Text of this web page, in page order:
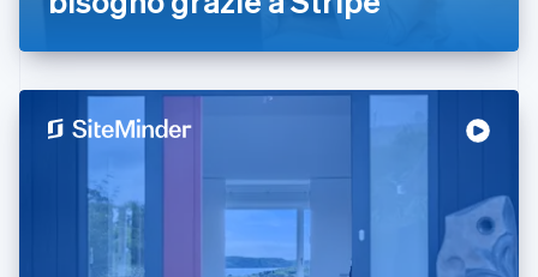
Germania
Giappone
日本語English
Grecia
English
India
English